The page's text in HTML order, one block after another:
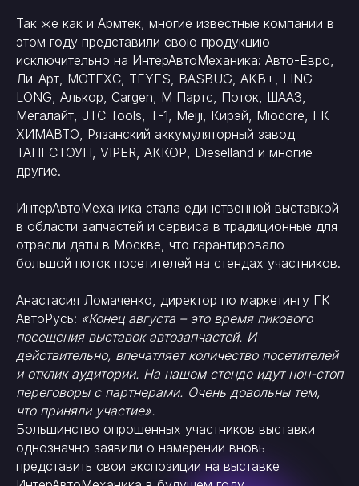
Так же как и Армтек, многие известные компании в
этом году представили свою продукцию
исключительно на ИнтерАвтоМеханика: Авто-Евро,
Ли-Арт, МОТЕХС, TEYES, BASBUG, AKB+, LING
LONG, Алькор, Cargen, М Партс, Поток, ШААЗ,
Мегалайт, JTC Tools, Т-1, Meiji, Кирэй, Miodore, ГК
ХИМАВТО, Рязанский аккумуляторный завод
ТАНГСТОУН, VIPER, АККОР, Dieselland и многие
другие.
ИнтерАвтоМеханика стала единственной выставкой
в области запчастей и сервиса в традиционные для
отрасли даты в Москве, что гарантировало
большой поток посетителей на стендах участников.
Анастасия Ломаченко, директор по маркетингу ГК
АвтоРусь: «Конец августа – это время пикового
посещения выставок автозапчастей. И
действительно, впечатляет количество посетителей
и отклик аудитории. На нашем стенде идут нон-стоп
переговоры с партнерами. Очень довольны тем,
что приняли участие».
Большинство опрошенных участников выставки
однозначно заявили о намерении вновь
представить свои экспозиции на выставке